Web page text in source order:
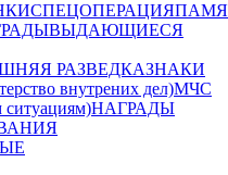
СПЕЦОПЕРАЦИЯ
ВЫДАЮЩИЕСЯ
РАЗВЕДКАЗНАКИ
внутрених дел)МЧС
НАГРАДЫ